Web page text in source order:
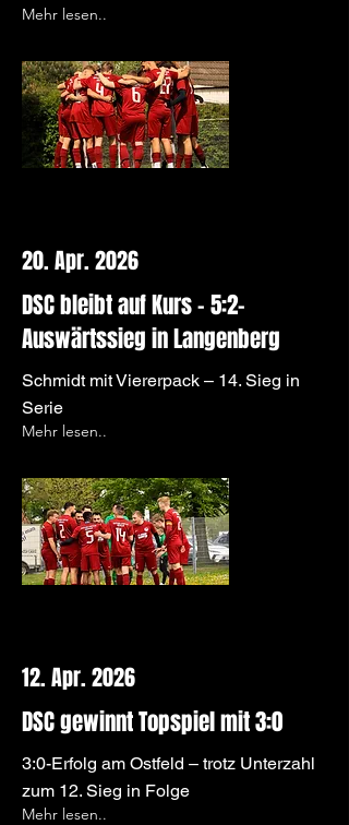
Mehr lesen..
20. Apr. 2026
DSC bleibt auf Kurs – 5:2-
Auswärtssieg in Langenberg
Schmidt mit Viererpack – 14. Sieg in
Serie
Mehr lesen..
12. Apr. 2026
DSC gewinnt Topspiel mit 3:0
3:0-Erfolg am Ostfeld – trotz Unterzahl
zum 12. Sieg in Folge
Mehr lesen..